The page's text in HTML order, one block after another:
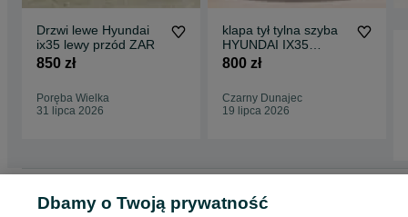
Drzwi lewe Hyundai
ix35 lewy przód ZAR
850 zł
Poręba Wielka
31 lipca 2026
klapa tył tylna szyba
HYUNDAI IX35
14r.kolor ZAR
800 zł
Czarny Dunajec
19 lipca 2026
Małopolskie
Osobowe - Poręba Wielka
Dbamy o Twoją prywatność